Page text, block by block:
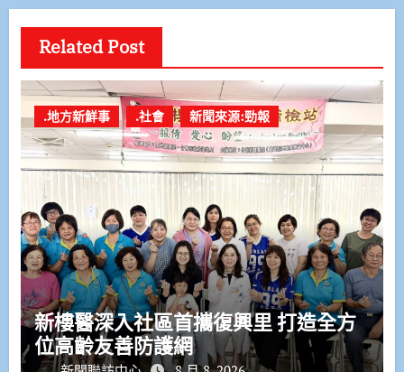
Related Post
.地方新鮮事 .社會 新聞來源:勁報
新樓醫深入社區首攜復興里 打造全方
位高齡友善防護網